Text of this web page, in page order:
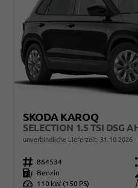
SKODA KAROQ
unverbindliche Lieferzeit: 31.10.2026
Fahrzeugnr. 864534
Kraftstoff
Benzin
Leistung
110 kW (150 PS)